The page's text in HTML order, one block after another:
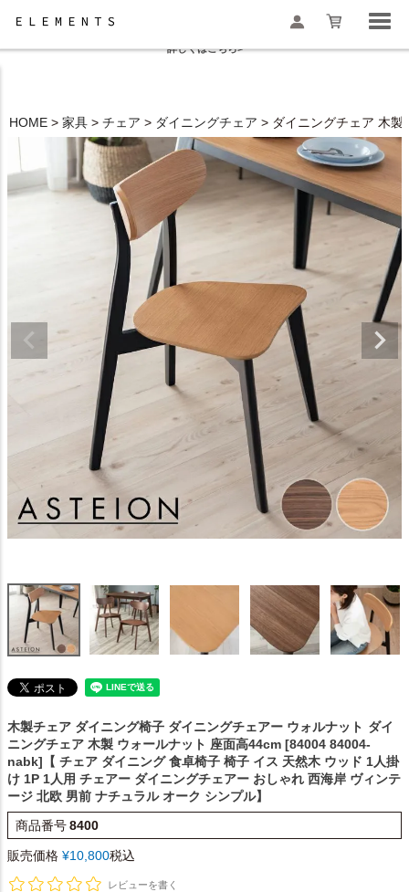
検索
夏季休業と一部地域配送遅延のお知らせ
詳しくはこちら>
HOME 家具 チェア ダイニングチェア ダイニングチェア 木
木製チェア ダイニング椅子 ダイニングチェアー ウォルナット ダイ
ニングチェア 木製 ウォールナット 座面高44cm [84004 84004-
nabk]【 チェア ダイニング 食卓椅子 椅子 イス 天然木 ウッド 1人掛
け 1P 1人用 チェアー ダイニングチェアー おしゃれ 西海岸 ヴィンテ
ージ 北欧 男前 ナチュラル オーク シンプル】
商品番号8400
販売価格 ¥10,800税込
レビューを書く